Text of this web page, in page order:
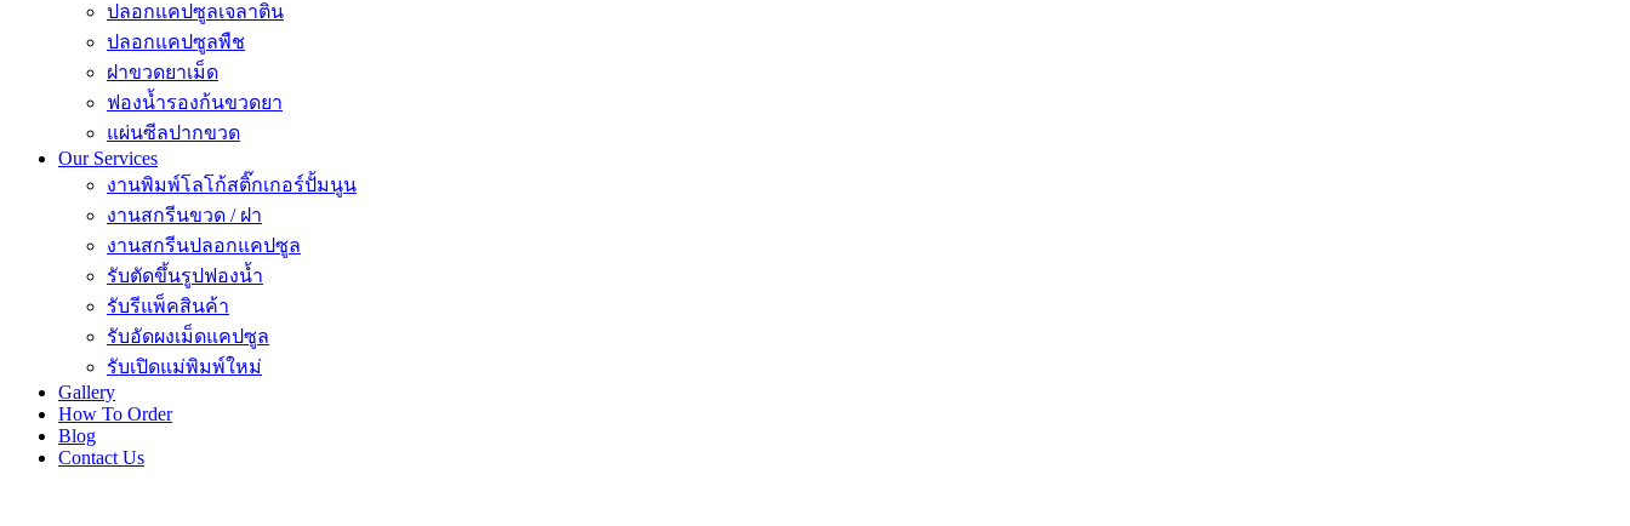
ปลอกแคปซูลเจลาติน
ปลอกแคปซูลพืช
ฝาขวดยาเม็ด
ฟองน้ำรองก้นขวดยา
แผ่นซีลปากขวด
Our Services
งานพิมพ์โลโก้สติ๊กเกอร์ปั้มนูน
งานสกรีนขวด / ฝา
งานสกรีนปลอกแคปซูล
รับตัดขึ้นรูปฟองน้ำ
รับรีแพ็คสินค้า
รับอัดผงเม็ดแคปซูล
รับเปิดแม่พิมพ์ใหม่
Gallery
How To Order
Blog
Contact Us